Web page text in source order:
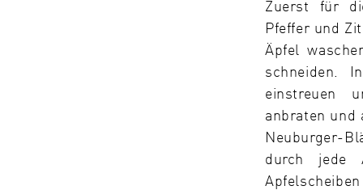
Zuerst für
Pfeffer und
Äpfel
schneiden.
einstreuen
anbraten und
Neuburger-
durch jede